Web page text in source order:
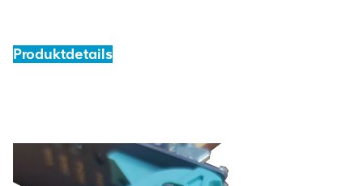
Produktdetails